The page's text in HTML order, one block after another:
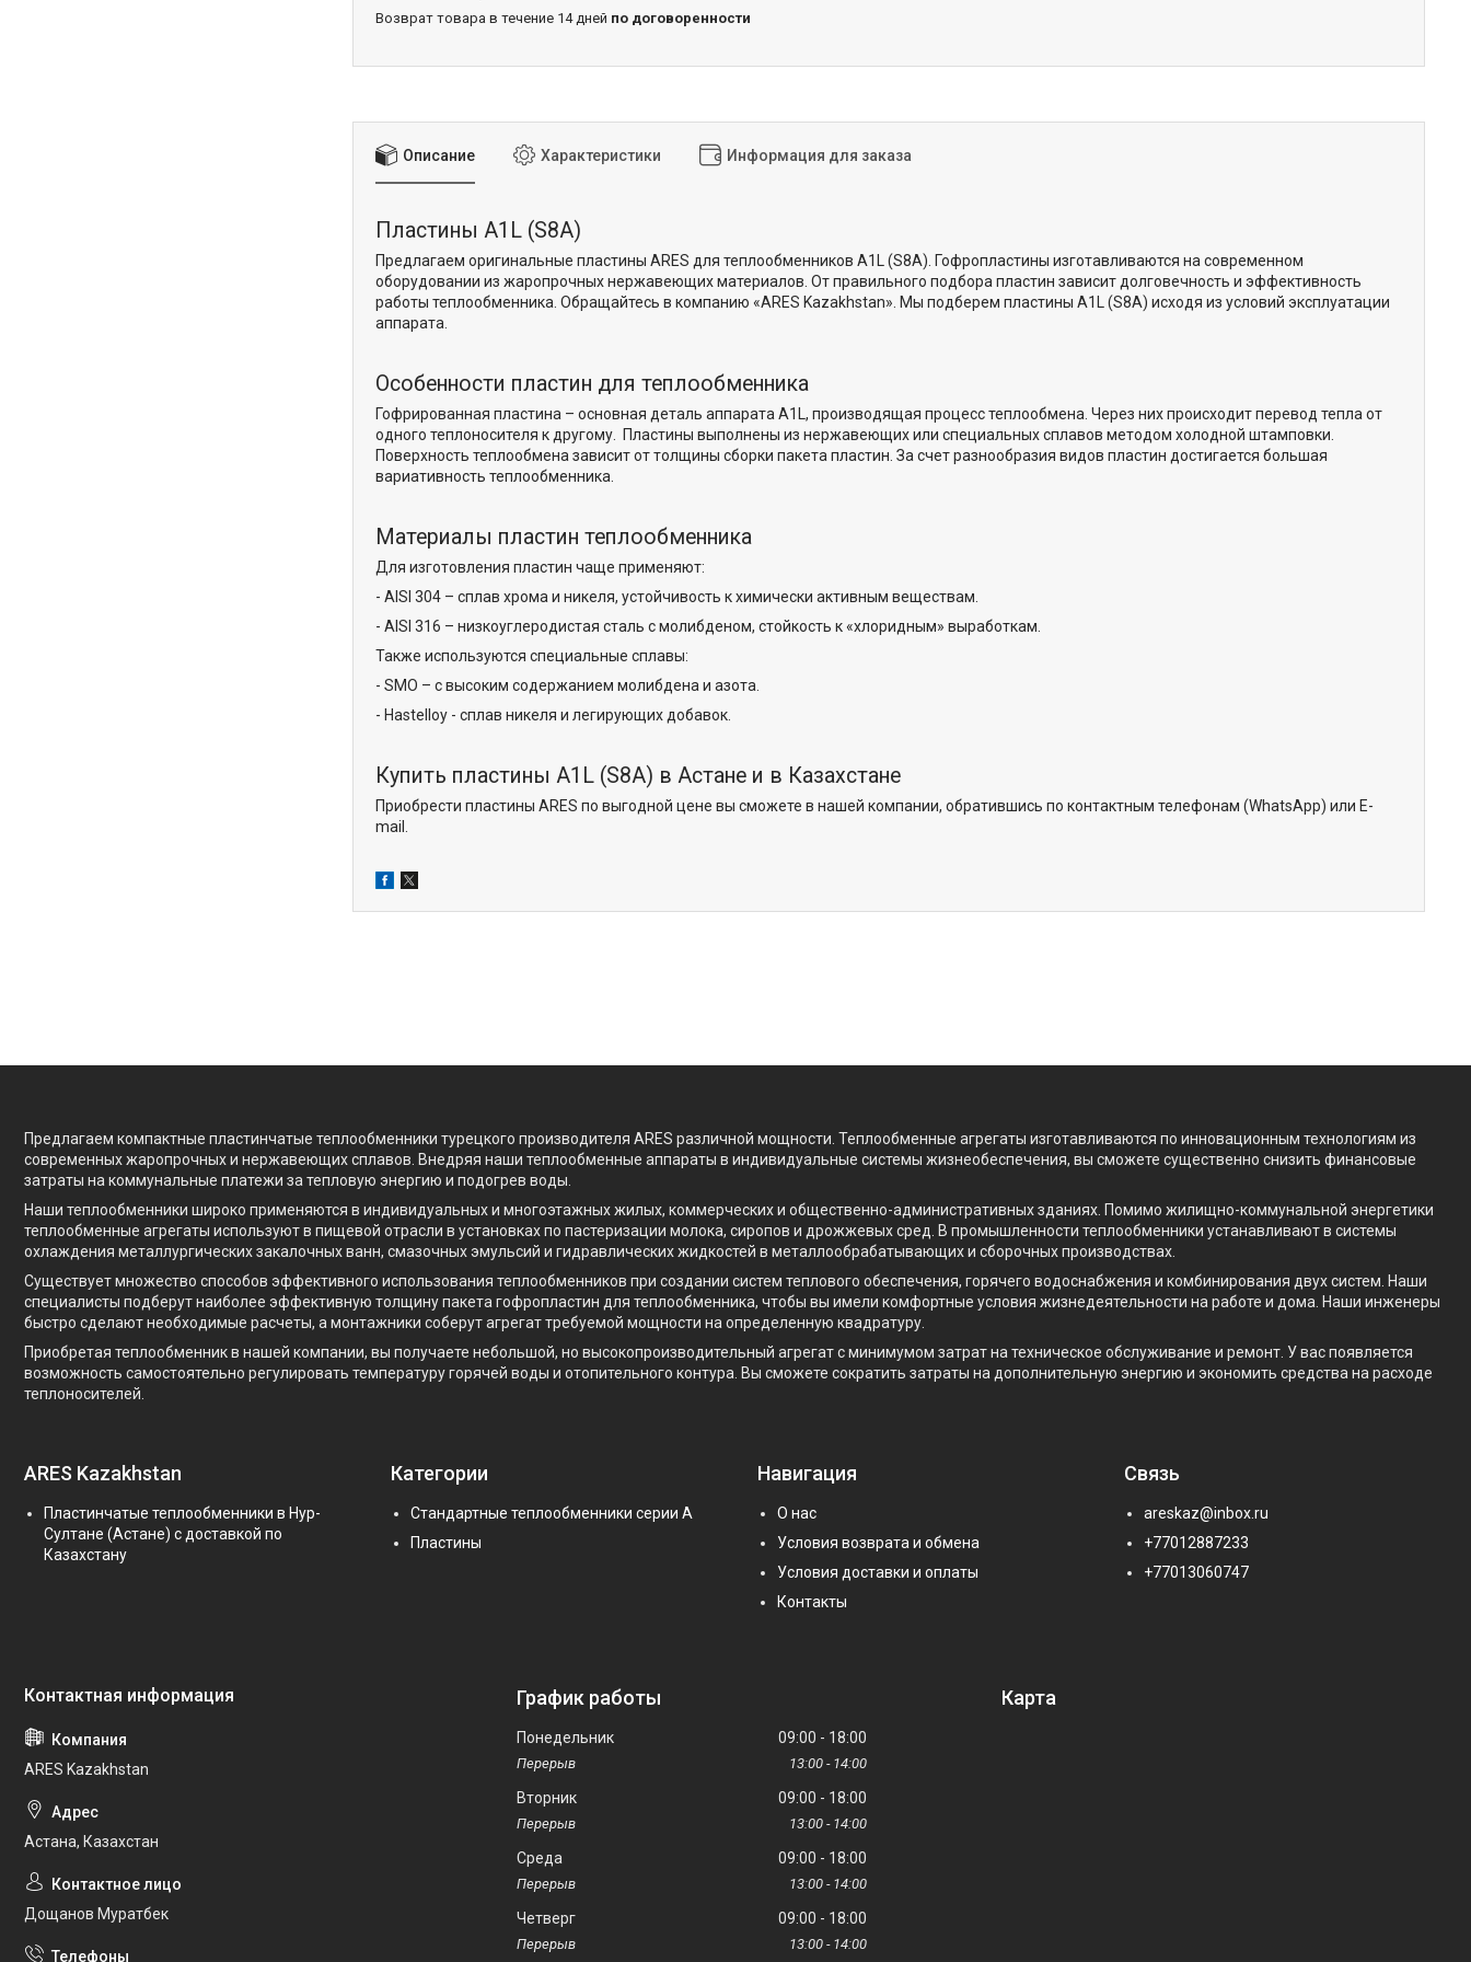
возврат товара в течение 14 дней по договоренности
Описание Характеристики Информация для заказа
Пластины A1L (S8A)
Предлагаем оригинальные пластины ARES для теплообменников А1L (S8A). Гофропластины изготавливаются на современном
оборудовании из жаропрочных нержавеющих материалов. От правильного подбора пластин зависит долговечность и эффективность
работы теплообменника. Обращайтесь в компанию «ARES Kazakhstan». Мы подберем пластины А1L (S8A) исходя из условий эксплуатации
аппарата.
Особенности пластин для теплообменника
Гофрированная пластина – основная деталь аппарата А1L, производящая процесс теплообмена. Через них происходит перевод тепла от
одного теплоносителя к другому. Пластины выполнены из нержавеющих или специальных сплавов методом холодной штамповки.
Поверхность теплообмена зависит от толщины сборки пакета пластин. За счет разнообразия видов пластин достигается большая
вариативность теплообменника.
Материалы пластин теплообменника
Для изготовления пластин чаще применяют:
- AISI 304 – сплав хрома и никеля, устойчивость к химически активным веществам.
- AISI 316 – низкоуглеродистая сталь с молибденом, стойкость к «хлоридным» выработкам.
Также используются специальные сплавы:
- SMO – с высоким содержанием молибдена и азота.
- Hastelloy - сплав никеля и легирующих добавок.
Купить пластины A1L (S8A) в Астане и в Казахстане
Приобрести пластины ARES по выгодной цене вы сможете в нашей компании, обратившись по контактным телефонам (WhatsApp) или Е-
mail.
Предлагаем компактные пластинчатые теплообменники турецкого производителя ARES различной мощности. Теплообменные агрегаты изготавливаются по инновационным технологиям из
современных жаропрочных и нержавеющих сплавов. Внедряя наши теплообменные аппараты в индивидуальные системы жизнеобеспечения, вы сможете существенно снизить финансовые
затраты на коммунальные платежи за тепловую энергию и подогрев воды.
Наши теплообменники широко применяются в индивидуальных и многоэтажных жилых, коммерческих и общественно-административных зданиях. Помимо жилищно-коммунальной энергетики
теплообменные агрегаты используют в пищевой отрасли в установках по пастеризации молока, сиропов и дрожжевых сред. В промышленности теплообменники устанавливают в системы
охлаждения металлургических закалочных ванн, смазочных эмульсий и гидравлических жидкостей в металлообрабатывающих и сборочных производствах.
Существует множество способов эффективного использования теплообменников при создании систем теплового обеспечения, горячего водоснабжения и комбинирования двух систем. Наши
специалисты подберут наиболее эффективную толщину пакета гофропластин для теплообменника, чтобы вы имели комфортные условия жизнедеятельности на работе и дома. Наши инженеры
быстро сделают необходимые расчеты, а монтажники соберут агрегат требуемой мощности на определенную квадратуру.
Приобретая теплообменник в нашей компании, вы получаете небольшой, но высокопроизводительный агрегат с минимумом затрат на техническое обслуживание и ремонт. У вас появляется
возможность самостоятельно регулировать температуру горячей воды и отопительного контура. Вы сможете сократить затраты на дополнительную энергию и экономить средства на расходе
теплоносителей.
ARES Kazakhstan
Пластинчатые теплообменники в Нур-
Султане (Астане) с доставкой по
Казахстану
Категории
Стандартные теплообменники серии А
Пластины
Навигация
О нас
Условия возврата и обмена
Условия доставки и оплаты
Контакты
Связь
areskaz@inbox.ru
+77012887233
+77013060747
ARES Kazakhstan
Астана, Казахстан
Дощанов Муратбек
График работы
Понедельник 09:00 18:00
13:00 14:00
Вторник 09:00 18:00
13:00 14:00
Среда 09:00 18:00
13:00 14:00
Четверг 09:00 18:00
13:00 14:00
Карта